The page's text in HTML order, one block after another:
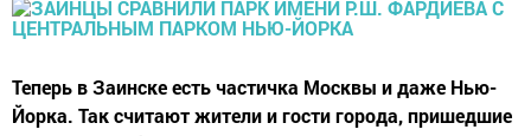
Теперь в Заинске есть частичка Москвы и даже Нью-
Йорка. Так считают жители и гости города, пришедшие